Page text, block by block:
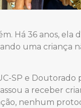
Há 36 anos, ela
uma criança
SP e Doutorado
a receber
nenhum